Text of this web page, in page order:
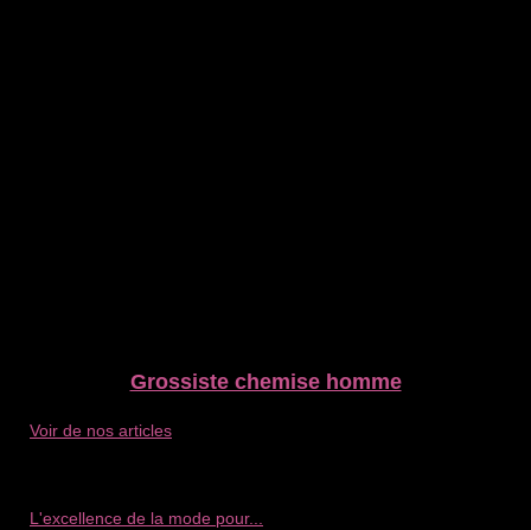
Grossiste chemise homme
Voir de nos articles
L'excellence de la mode pour...